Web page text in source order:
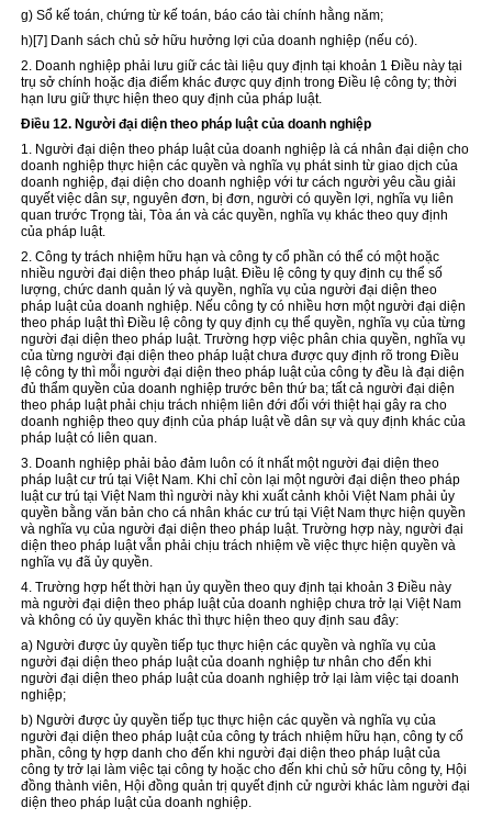
g) Sổ kế toán, chứng từ kế toán, báo cáo tài chính hằng năm;
h)[7] Danh sách chủ sở hữu hưởng lợi của doanh nghiệp (nếu có).
2. Doanh nghiệp phải lưu giữ các tài liệu quy định tại khoản 1 Điều này tại
trụ sở chính hoặc địa điểm khác được quy địnhtrong Điều lệ công ty; thời
hạn lưu giữ thực hiện theo quy định của pháp luật.
Điều 12. Người đại diện theo pháp luật của doanh nghiệp
1. Người đại diện theo pháp luật của doanh nghiệp là cá nhân đại diện cho
doanh nghiệp thực hiện các quyền và nghĩa vụ phát sinh từ giao dịch của
doanh nghiệp, đại diện cho doanh nghiệpvới tư cách người yêu cầu giải
quyết việc dân sự, nguyên đơn, bị đơn, người có quyền lợi, nghĩa vụ liên
quan trước Trọng tài, Tòa án và các quyền, nghĩa vụ khác theo quy định
của pháp luật.
2. Công ty trách nhiệm hữu hạn và công ty cổ phần có thể có một hoặc
nhiều người đại diện theo pháp luật. Điều lệ công ty quy định cụ thể số
lượng, chức danh quản lý và quyền, nghĩa vụ của người đại diện theo
pháp luật của doanh nghiệp. Nếu công ty có nhiều hơn một người đại diện
theo pháp luật thì Điều lệ công ty quy định cụ thể quyền, nghĩa vụ của từng
người đại diện theo pháp luật. Trường hợp việc phân chia quyền, nghĩa vụ
của từng người đại diện theo pháp luật chưa được quy định rõ trong Điều
lệ công ty thì mỗi người đại diện theo pháp luật của công ty đều là đại diện
đủ thẩm quyền của doanh nghiệp trước bên thứ ba; tất cả người đại diện
theo pháp luật phải chịu trách nhiệm liên đới đối với thiệt hại gây ra cho
doanh nghiệp theo quy định của pháp luật về dân sự và quy định khác của
pháp luật có liên quan.
3. Doanh nghiệp phải bảo đảm luôn có ít nhất một người đại diện theo
pháp luật cư trú tại Việt Nam. Khi chỉ còn lại một người đại diện theo pháp
luật cư trú tại Việt Nam thì người này khi xuất cảnh khỏi Việt Nam phải ủy
quyền bằng văn bản cho cá nhân khác cư trú tại Việt Nam thực hiện quyền
và nghĩa vụ của người đại diện theo pháp luật. Trường hợp này, người đại
diện theo pháp luật vẫn phải chịu trách nhiệm về việc thực hiện quyền và
nghĩa vụ đã ủy quyền.
4. Trường hợp hết thời hạn ủy quyền theo quy định tại khoản 3 Điều này
mà người đại diện theo pháp luật của doanh nghiệp chưa trở lại Việt Nam
và không có ủy quyền khác thì thực hiện theo quy định sau đây:
a) Người được ủy quyền tiếp tục thực hiện các quyền và nghĩa vụ của
người đại diện theo pháp luật của doanh nghiệp tư nhân cho đến khi
người đại diện theo pháp luật của doanh nghiệp trở lại làm việc tại doanh
nghiệp;
b) Người được ủy quyền tiếp tục thực hiện các quyền và nghĩa vụ của
người đại diện theo pháp luật của công ty trách nhiệm hữu hạn, công ty cổ
phần, công ty hợp danh cho đến khi người đại diện theo pháp luật của
công ty trở lại làm việc tại công ty hoặc cho đến khi chủ sở hữu công ty, Hội
đồng thành viên, Hội đồng quản trị quyết định cử người khác làm người đại
diện theo pháp luật của doanh nghiệp.